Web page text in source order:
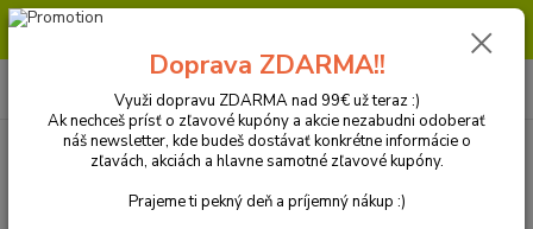
Milí zákazníci, pri objednávke nad 99€ získate poštovné ZDARMA.
(Po-Pia, 8:30-16:30 hod.)
Doprava ZDARMA!!
Využi dopravu ZDARMA nad 99€ už teraz :)
Ak nechceš prísť o zľavové kupóny a akcie nezabudni odoberať
náš newsletter, kde budeš dostávať konkrétne informácie o
zľavách, akciách a hlavne samotné zľavové kupóny.
Prajeme ti pekný deň a príjemný nákup :)